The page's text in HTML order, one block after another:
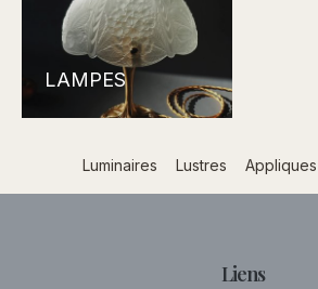
LAMPES
Luminaires Lustres Appliques
Liens